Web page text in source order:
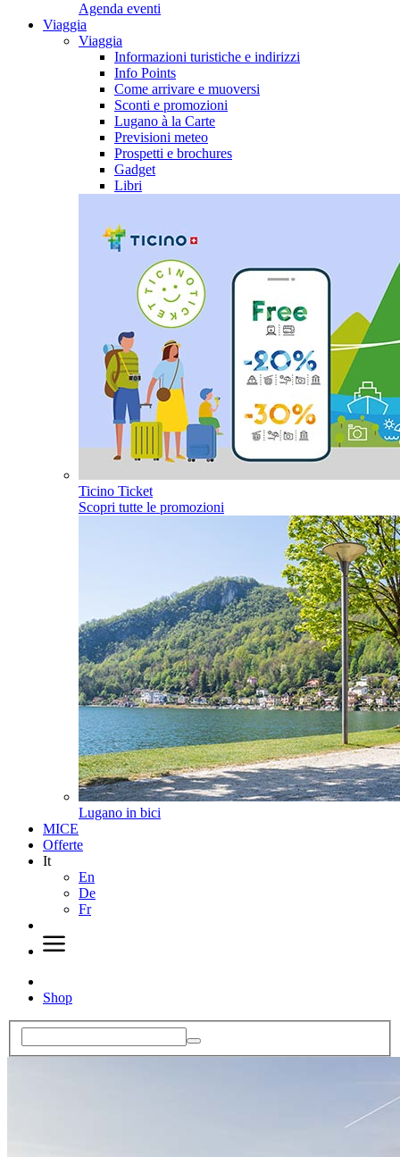
Agenda eventi
Viaggia
Viaggia
Informazioni turistiche e indirizzi
Info Points
Come arrivare e muoversi
Sconti e promozioni
Lugano à la Carte
Previsioni meteo
Prospetti e brochures
Gadget
Libri
Ticino Ticket
Scopri tutte le promozioni
Lugano in bici
MICE
Offerte
It
En
De
Fr
Shop